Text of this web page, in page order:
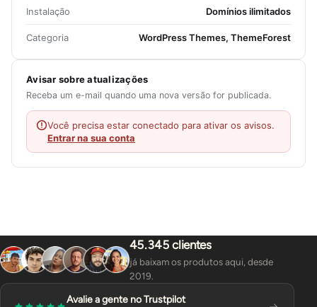
Instalação Domínios ilimitados
Categoria WordPress Themes, ThemeForest
Avisar sobre atualizações
Receba um e-mail quando uma nova versão for publicada.
Você precisa estar conectado para ativar os avisos.
Entrar na sua conta
45.345 clientes
já baixam os produtos aqui, desde
2019.
Avalie a gente no Trustpilot